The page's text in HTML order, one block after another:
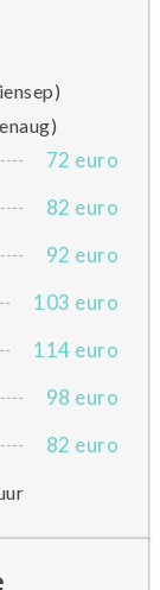
72 euro
82 euro
92 euro
103 euro
114 euro
98 euro
82 euro